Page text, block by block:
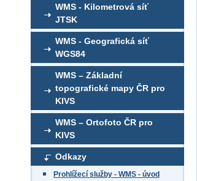
WMS - Kilometrová síť
JTSK
WMS - Geografická síť
WGS84
WMS – Základní
topografické mapy ČR pro
KIVS
WMS – Ortofoto ČR pro
KIVS
Odkazy
Prohlížecí služby - WMS - úvod